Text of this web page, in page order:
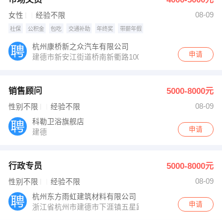
女性 经验不限 08-09
社保 公积金 包吃 交通补助 年终奖 带薪年假
杭州康桥新之众汽车有限公司
建德市新安江街道桥南新衢路100号
申请
销售顾问 5000-8000元
性别不限 经验不限
08-09
科勒卫浴旗舰店
建德
申请
行政专员 5000-8000元
性别不限 经验不限
08-09
杭州东方雨虹建筑材料有限公司
浙江省杭州市建德市下涯镇五星路1号
申请